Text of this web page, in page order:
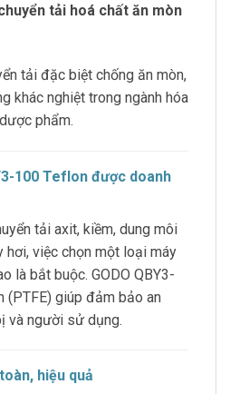
tải hoá chất ăn mòn
tải đặc biệt chống ăn mòn,
khác nghiệt trong ngành hóa
phẩm.
100 Teflon được doanh
tải axit, kiềm, dung môi
hơi, việc chọn một loại máy
là bắt buộc. GODO QBY3-
(PTFE) giúp đảm bảo an
và người sử dụng.
hiệu quả